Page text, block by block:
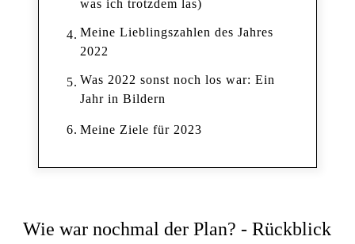
was ich trotzdem las)
4. Meine Lieblingszahlen des Jahres
2022
5. Was 2022 sonst noch los war: Ein
Jahr in Bildern
6. Meine Ziele für 2023
Wie war nochmal der Plan? - Rückblick